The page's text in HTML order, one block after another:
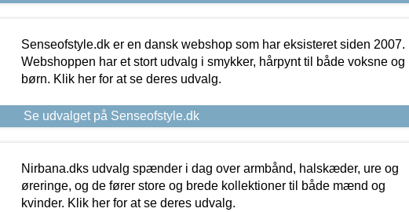
Senseofstyle.dk er en dansk webshop som har eksisteret siden 2007.
Webshoppen har et stort udvalg i smykker, hårpynt til både voksne og
børn. Klik her for at se deres udvalg.
Se udvalget på Senseofstyle.dk
Nirbana.dks udvalg spænder i dag over armbånd, halskæder, ure og
øreringe, og de fører store og brede kollektioner til både mænd og
kvinder. Klik her for at se deres udvalg.